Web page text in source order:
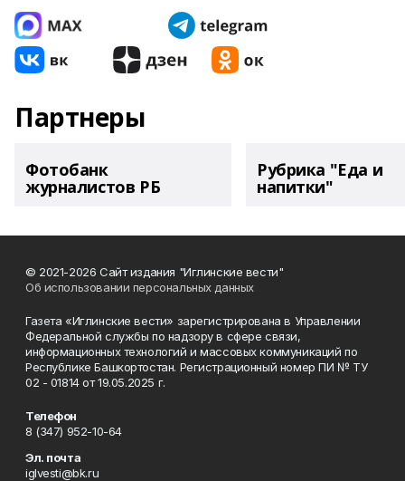
Партнеры
Фотобанк
журналистов РБ
Рубрика "Еда и
напитки"
© 2021-2026 Сайт издания "Иглинские вести"
Об использовании персональных данных
Газета «Иглинские вести» зарегистрирована в Управлении
Федеральной службы по надзору в сфере связи,
информационных технологий и массовых коммуникаций по
Республике Башкортостан. Регистрационный номер ПИ № ТУ
02 - 01814 от 19.05.2025 г.
Телефон
8 (347) 952-10-64
Эл. почта
iglvesti@bk.ru